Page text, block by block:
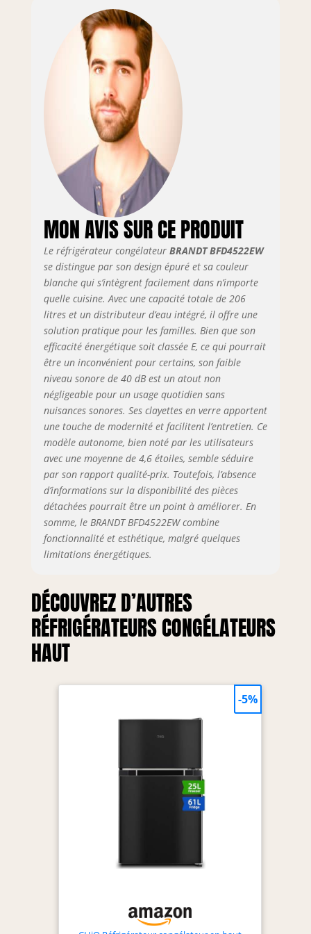
MON AVIS SUR CE PRODUIT
Le réfrigérateur congélateur BRANDT BFD4522EW
se distingue par son design épuré et sa couleur
blanche qui s’intègrent facilement dans n’importe
quelle cuisine. Avec une capacité totale de 206
litres et un distributeur d’eau intégré, il offre une
solution pratique pour les familles. Bien que son
efficacité énergétique soit classée E, ce qui pourrait
être un inconvénient pour certains, son faible
niveau sonore de 40 dB est un atout non
négligeable pour un usage quotidien sans
nuisances sonores. Ses clayettes en verre apportent
une touche de modernité et facilitent l’entretien. Ce
modèle autonome, bien noté par les utilisateurs
avec une moyenne de 4,6 étoiles, semble séduire
par son rapport qualité-prix. Toutefois, l’absence
d’informations sur la disponibilité des pièces
détachées pourrait être un point à améliorer. En
somme, le BRANDT BFD4522EW combine
fonctionnalité et esthétique, malgré quelques
limitations énergétiques.
DÉCOUVREZ D’AUTRES
RÉFRIGÉRATEURS CONGÉLATEURS
HAUT
-5%